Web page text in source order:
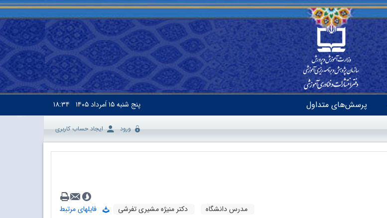
پرسش‌های متداول پنج شنبه۱۵ اَمرداد ۱۴۰۵ ۱۸:۳۴
ورود ایجاد حساب کاربری
مدرس دانشگاه دکتر منیژه مشیری تفرشی
فایلهای مرتبط